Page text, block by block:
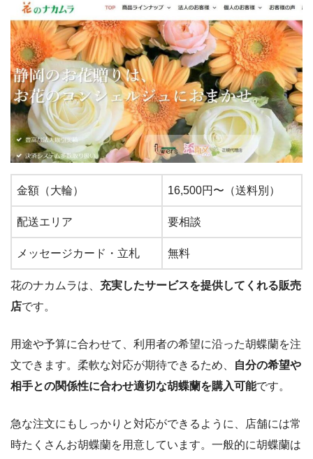
金額（大輪） 16,500円〜（送料別）
配送エリア 要相談
メッセージカード・立札 無料
花のナカムラは、 充実したサービスを提供してくれる販売
店です。
用途や予算に合わせて、利用者の希望に沿った胡蝶蘭を注
文できます。柔軟な対応が期待できるため、
自分の希望や
相手との関係性に合わせ適切な胡蝶蘭を購入可能です。
急な注文にもしっかりと対応ができるように、店舗には常
時たくさんお胡蝶蘭を用意しています。一般的に胡蝶蘭は